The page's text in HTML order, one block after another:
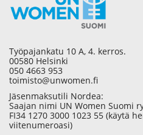
Työpajankatu 10 A, 4. kerros.
00580 Helsinki
050 4663 953
toimisto@unwomen.fi
Jäsenmaksutili Nordea:
Saajan nimi UN Women Suomi
FI34 1270 3000 1023 55 (käytä
viitenumeroasi)